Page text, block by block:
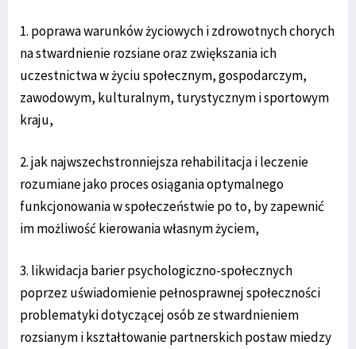
1. poprawa warunków życiowych i zdrowotnych chorych
na stwardnienie rozsiane oraz zwiększania ich
uczestnictwa w życiu społecznym, gospodarczym,
zawodowym, kulturalnym, turystycznym i sportowym
kraju,
2. jak najwszechstronniejsza rehabilitacja i leczenie
rozumiane jako proces osiągania optymalnego
funkcjonowania w społeczeństwie po to, by zapewnić
im możliwość kierowania własnym życiem,
3. likwidacja barier psychologiczno-społecznych
poprzez uświadomienie pełnosprawnej społeczności
problematyki dotyczącej osób ze stwardnieniem
rozsianym i kształtowanie partnerskich postaw miedzy